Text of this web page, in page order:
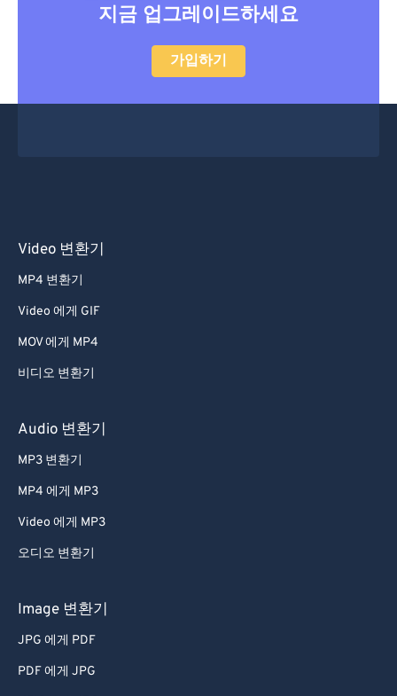
지금 업그레이드하세요
가입하기
Video 변환기
MP4 변환기
Video 에게 GIF
MOV 에게 MP4
비디오 변환기
Audio 변환기
MP3 변환기
MP4 에게 MP3
Video 에게 MP3
오디오 변환기
Image 변환기
JPG 에게 PDF
PDF 에게 JPG